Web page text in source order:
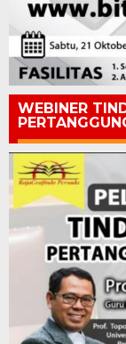
WEBINER